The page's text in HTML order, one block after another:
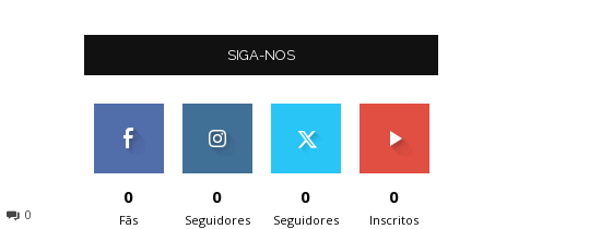
0
SIGA-NOS
0
Fãs
0
Seguidores
0
Seguidores
0
Inscritos